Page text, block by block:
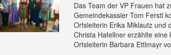
Das Team der VP Frauen hat
Gemeindekassier Tom Ferstl
Ortsleiterin Erika Miklautz und
Christa Hafellner erzählte
Ortsleiterin Barbara Ettlmayr